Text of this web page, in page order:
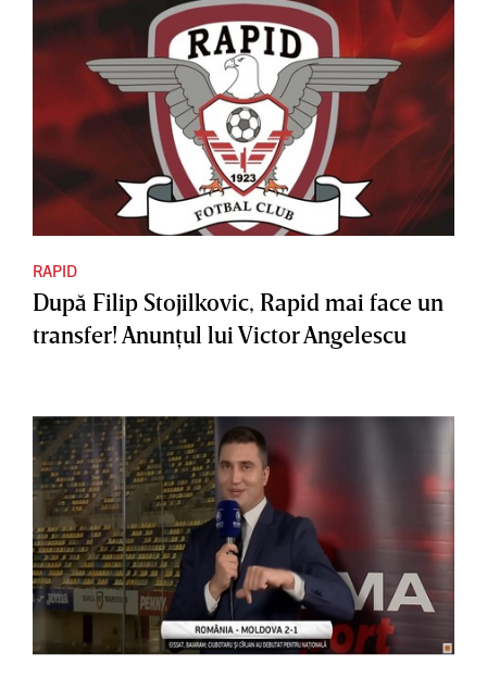
RAPID
După Filip Stojilkovic, Rapid mai face un
transfer! Anunţul lui Victor Angelescu